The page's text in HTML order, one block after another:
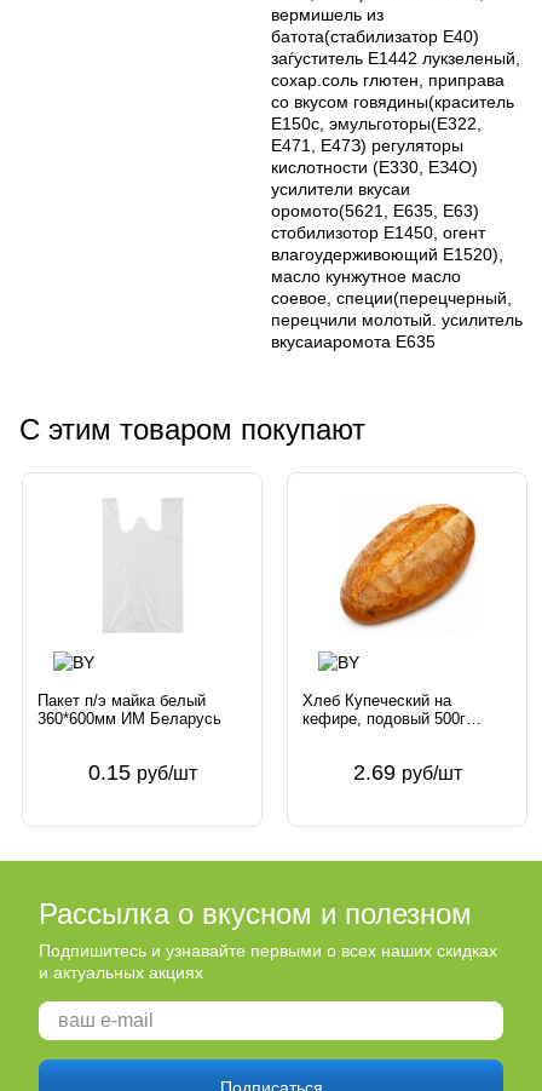
вермишель из
батота(стабилизатор Е40)
заѓуститель Е1442 лукзеленый,
сохар.соль глютен, приправа
со вкусом говядины(краситель
Е150с, эмульготоры(Е322,
Е471, Е47З) регуляторы
кислотности (Е330, ЕЗ4О)
усилители вкусаи
оромото(5621, Е635, Е63)
стобилизотор Е1450, огент
влагоудерживоющий Е1520),
масло кунжутное масло
соевое, специи(перецчерный,
перецчили молотый. усилитель
вкусаиаромота Е635
С этим товаром покупают
Пакет п/э майка белый
360*600мм ИМ Беларусь
0.15 руб/шт
Хлеб Купеческий на
кефире, подовый 500г
2.69 руб/шт
Рассылка о вкусном и полезном
Подпишитесь и узнавайте первыми о всех наших скидках
и актуальных акциях